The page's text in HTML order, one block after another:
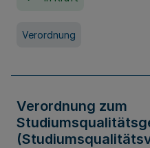
Verordnung
Verordnung zum